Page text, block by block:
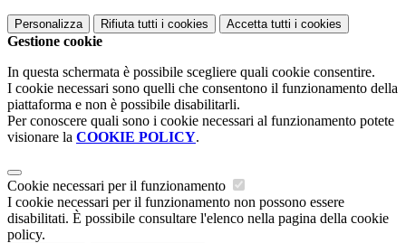
Personalizza Rifiuta tutti i cookies Accetta tutti i cookies
Gestione cookie
In questa schermata è possibile scegliere quali cookie consentire.
I cookie necessari sono quelli che consentono il funzionamento della
piattaforma e non è possibile disabilitarli.
Per conoscere quali sono i cookie necessari al funzionamento potete
visionare la COOKIE POLICY.
Cookie necessari per il funzionamento
I cookie necessari per il funzionamento non possono essere
disabilitati. È possibile consultare l'elenco nella pagina della cookie
policy.